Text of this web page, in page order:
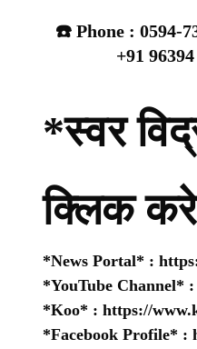
☎️ Phone : 0594-
+91
*स्वर
क्लिक
*News Portal* :
*YouTube Channel* :
*Koo* : https://
*Facebook Profile* :